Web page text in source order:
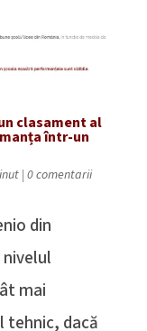
clasament al
într-un
| 0 comentarii
din
mai
tehnic, dacă